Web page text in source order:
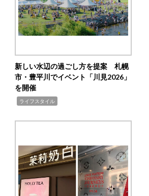
新しい水辺の過ごし方を提案 札幌
市・豊平川でイベント「川見2026」
を開催
ライフスタイル